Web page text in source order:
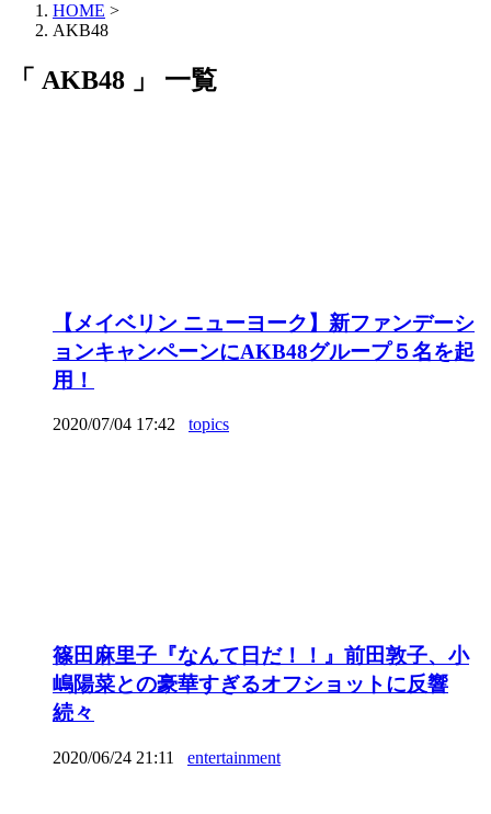
HOME >
AKB48
「 AKB48 」 一覧
【メイベリン ニューヨーク】新ファンデーシ
ョンキャンペーンにAKB48グループ５名を起
用！
2020/07/04 17:42 topics
篠田麻里子『なんて日だ！！』前田敦子、小
嶋陽菜との豪華すぎるオフショットに反響
続々
2020/06/24 21:11 entertainment